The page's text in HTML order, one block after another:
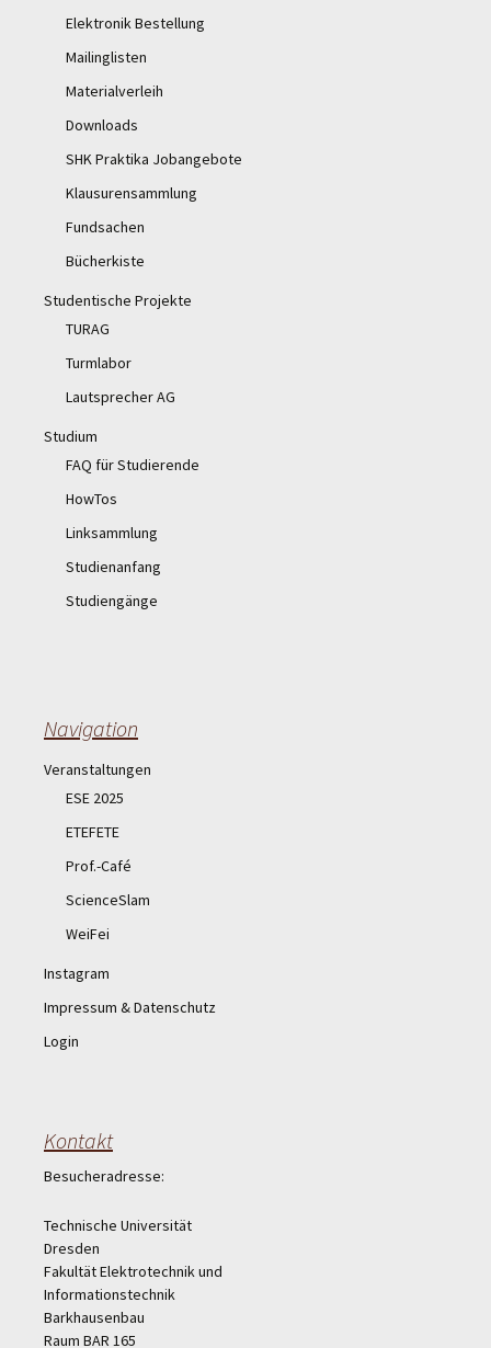
Elektronik Bestellung
Mailinglisten
Materialverleih
Downloads
SHK Praktika Jobangebote
Klausurensammlung
Fundsachen
Bücherkiste
Studentische Projekte
TURAG
Turmlabor
Lautsprecher AG
Studium
FAQ für Studierende
HowTos
Linksammlung
Studienanfang
Studiengänge
Navigation
Veranstaltungen
ESE 2025
ETEFETE
Prof.-Café
ScienceSlam
WeiFei
Instagram
Impressum & Datenschutz
Login
Kontakt
Besucheradresse:
Technische Universität
Dresden
Fakultät Elektrotechnik und
Informationstechnik
Barkhausenbau
Raum BAR 165